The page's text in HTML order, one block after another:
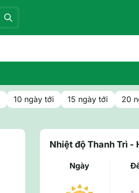
10 ngày tới 15 ngày tới 20
Nhiệt độ Thanh Trì -
Ngày